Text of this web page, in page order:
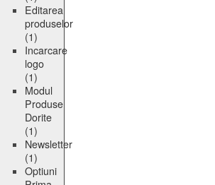
Editarea
produselor
(1)
Incarcare
logo
(1)
Modul
Produse
Dorite
(1)
Newsletter
(1)
Optiuni